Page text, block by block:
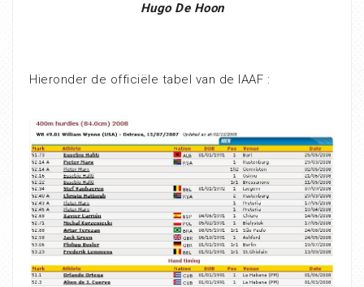
Hugo De Hoon
Hieronder de officiële tabel van de IAAF :